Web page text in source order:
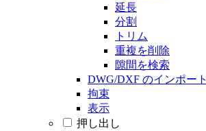
延長
分割
トリム
重複を削除
隙間を検索
DWG/DXF のインポート
拘束
表示
押し出し